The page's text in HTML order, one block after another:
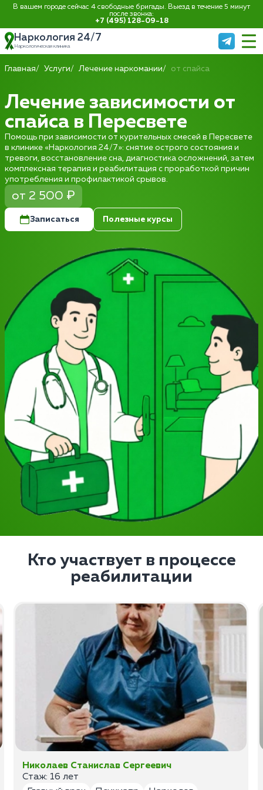
В вашем городе сейчас 4 свободные бригады. Выезд в течение 5 минут
после звонка:
+7 (495) 128-09-18
Наркология 24/7
Наркологическая клиника
Главная Услуги Лечение наркомании от спайса
Лечение зависимости от
спайса в Пересвете
Помощь при зависимости от курительных смесей в Пересвете
в клинике «Наркология 24/7»: снятие острого состояния и
тревоги, восстановление сна, диагностика осложнений, затем
комплексная терапия и реабилитация с проработкой причин
употребления и профилактикой срывов.
от 2 500 ₽
Записаться Полезные курсы
Кто участвует в процессе
реабилитации
Николаев Станислав Сергеевич
Стаж: 16 лет